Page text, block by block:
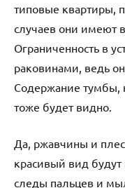
типовые квартиры,
случаев они имеют
Ограниченность в
раковинами, ведь
Содержание тумбы,
тоже будет видно.
Да, ржавчины и
красивый вид
следы пальцев и